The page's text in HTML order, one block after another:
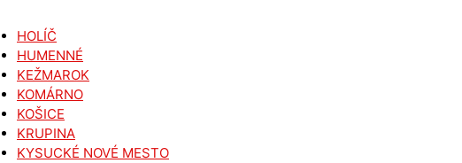
HOLÍČ
HUMENNÉ
KEŽMAROK
KOMÁRNO
KOŠICE
KRUPINA
KYSUCKÉ NOVÉ MESTO